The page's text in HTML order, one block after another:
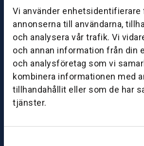
Vi använder
annonserna till användarna,
och analysera vår trafik. Vi
och annan information från din
och analysföretag som vi
kombinera informationen med
tillhandahållit eller som de har
tjänster.
g:
0
0
–
1
7:
0